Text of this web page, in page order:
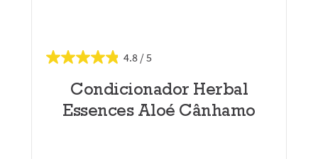
4.8
Condicionador Herbal
Essences Aloé Cânhamo